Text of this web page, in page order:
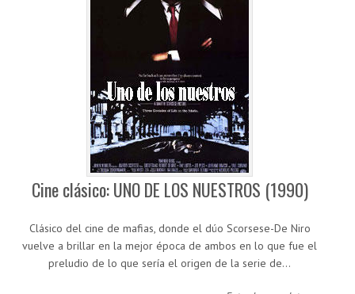
Cine clásico: UNO DE LOS NUESTROS (1990)
Clásico del cine de mafias, donde el dúo Scorsese-De Niro
vuelve a brillar en la mejor época de ambos en lo que fue el
preludio de lo que sería el origen de la serie de…